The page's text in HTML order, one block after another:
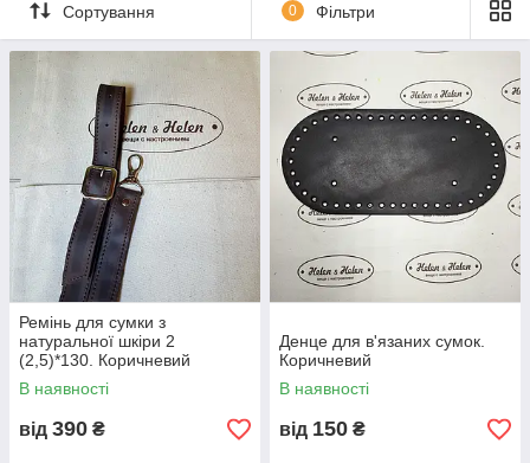
Сортування 0 Фільтри
Ремінь для сумки з
натуральної шкіри 2
(2,5)*130. Коричневий
В наявності
від 390 ₴
Денце для в'язаних сумок.
Коричневий
В наявності
від 150 ₴